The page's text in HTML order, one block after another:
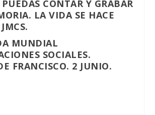
CONTAR Y GRABAR
LA VIDA SE HACE
MUNDIAL
SOCIALES.
FRANCISCO. 2 JUNIO.